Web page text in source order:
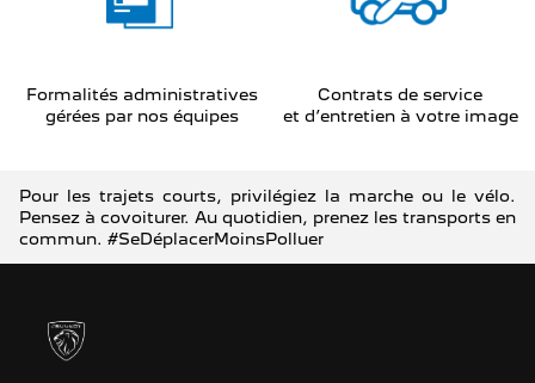
Formalités administratives
gérées par nos équipes
Contrats de service
et d’entretien à votre image
Pour les trajets courts, privilégiez la marche ou le vélo.
Pensez à covoiturer. Au quotidien, prenez les transports en
commun. #SeDéplacerMoinsPolluer